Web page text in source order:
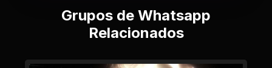
Grupos de Whatsapp
Relacionados